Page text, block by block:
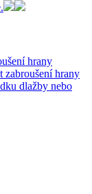
hrany
zabroušení hrany
dlažby nebo